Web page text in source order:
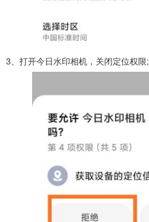
3、打开今日水印相机，关闭定位权限;